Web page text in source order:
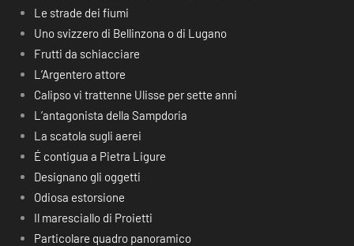
Le strade dei fiumi
Uno svizzero di Bellinzona o di Lugano
Frutti da schiacciare
L’Argentero attore
Calipso vi trattenne Ulisse per sette anni
L’antagonista della Sampdoria
La scatola sugli aerei
É contigua a Pietra Ligure
Designano gli oggetti
Odiosa estorsione
Il maresciallo di Proietti
Particolare quadro panoramico